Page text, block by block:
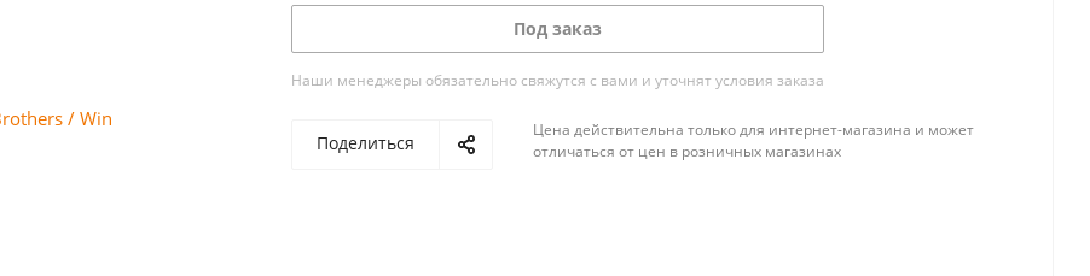
Под заказ
Наши менеджеры обязательно свяжутся с вами и уточнят условия заказа
Поделиться
Цена действительна только для интернет-магазина и может
отличаться от цен в розничных магазинах